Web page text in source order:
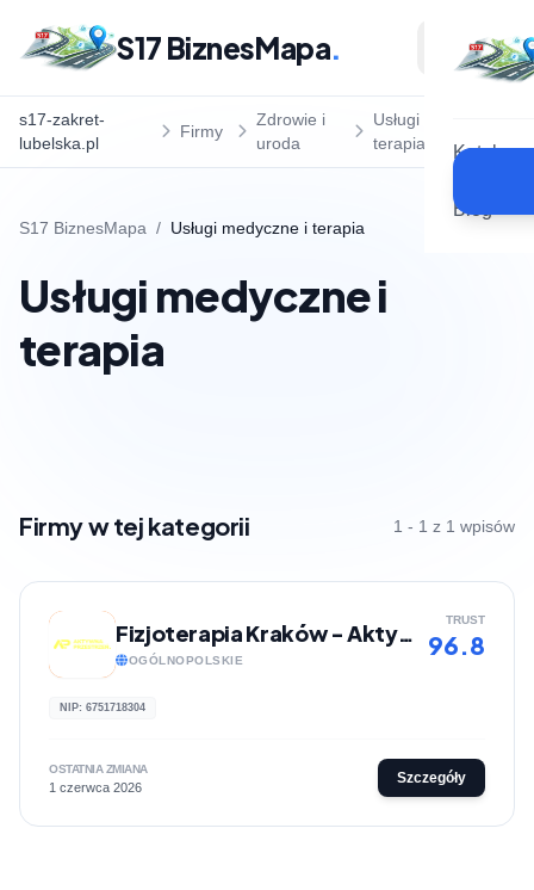
S17 BiznesMapa.
Katalog
Blog
s17-zakret-
lubelska.pl
Firmy
Zdrowie i
uroda
Usługi medyczne i
terapia
S17 BiznesMapa / Usługi medyczne i terapia
Usługi medyczne i
terapia
Firmy w tej kategorii 1 - 1 z 1 wpisów
Fizjoterapia Kraków - Aktywna Przestrzeń
OGÓLNOPOLSKIE
TRUST
96.8
NIP: 6751718304
OSTATNIA ZMIANA
1 czerwca 2026
Szczegóły